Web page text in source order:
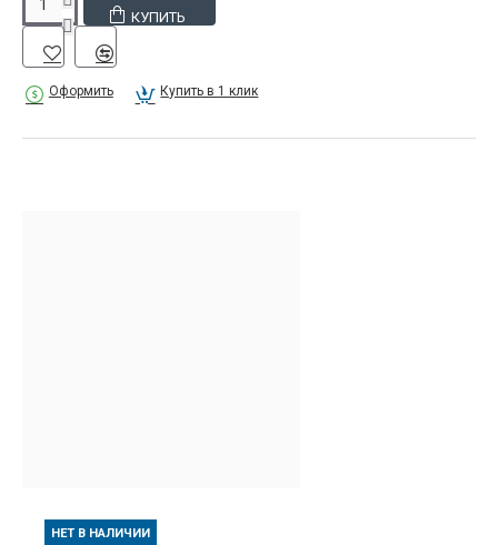
КУПИТЬ
Оформить Купить в 1 клик
НЕТ В НАЛИЧИИ